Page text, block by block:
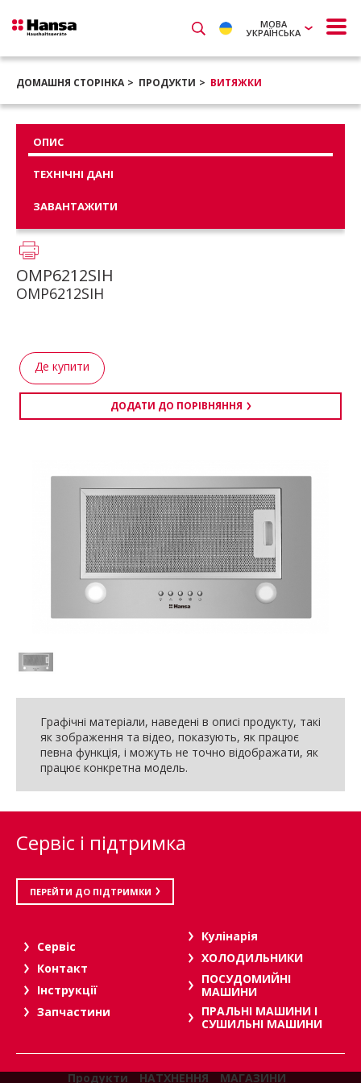
МОВА
УКРАЇНСЬКА
ДОМАШНЯ СТОРІНКА ПРОДУКТИ ВИТЯЖКИ
Графічні матеріали, наведені в описі продукту, такі
як зображення та відео, показують, як працює
певна функція, і можуть не точно відображати, як
працює конкретна модель.
ОПИС
ТЕХНІЧНІ ДАНІ
ЗАВАНТАЖИТИ
OMP6212SIH
OMP6212SIH
Де купити
ДОДАТИ ДО ПОРІВНЯННЯ
Сервіс і підтримка
ПЕРЕЙТИ ДО ПІДТРИМКИ
Сервіс
Контакт
Інструкції
Запчастини
Кулінарія
ХОЛОДИЛЬНИКИ
ПОСУДОМИЙНІ
МАШИНИ
ПРАЛЬНІ МАШИНИ І
СУШИЛЬНІ МАШИНИ
Продукти НАТХНЕННЯ МАГАЗИНИ